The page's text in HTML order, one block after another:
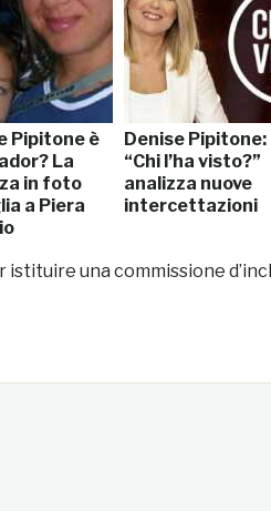
Pipitone è
La
in foto
a Piera
Denise Pipitone:
“Chi l’ha visto?”
analizza nuove
intercettazioni
una commissione